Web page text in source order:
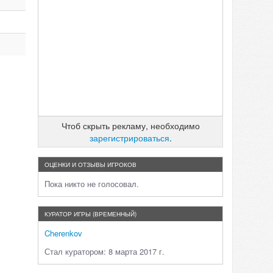
Чтоб скрыть рекламу, необходимо
зарегистрироваться.
ОЦЕНКИ И ОТЗЫВЫ ИГРОКОВ
Пока никто не голосовал.
КУРАТОР ИГРЫ (ВРЕМЕННЫЙ)
Cherenkov
Стал куратором: 8 марта 2017 г.